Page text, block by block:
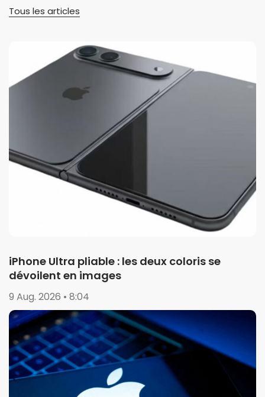
Tous les articles
iPhone Ultra pliable : les deux coloris se
dévoilent en images
9 Aug. 2026 • 8:04